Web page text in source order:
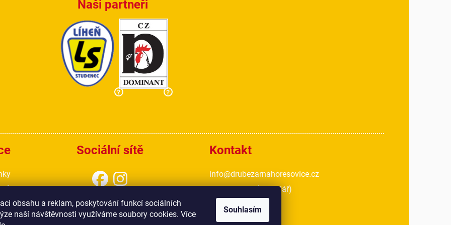
obsahu a reklam, poskytování funkcí sociálních
naší návštěvnosti využíváme soubory cookies. Více
Souhlasím
Naši partneři
? ?
Sociální sítě Kontakt
info@drubezarnahoresovice.cz
(kancelář)